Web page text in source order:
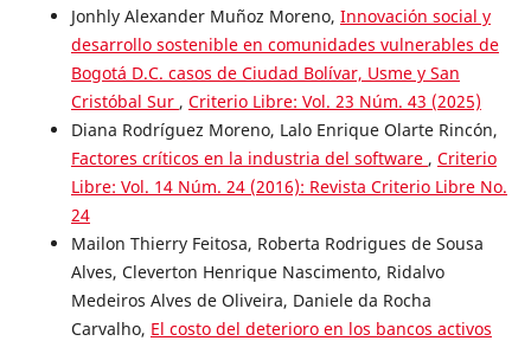
Jonhly Alexander Muñoz Moreno, Innovación social y
desarrollo sostenible en comunidades vulnerables de
Bogotá D.C. casos de Ciudad Bolívar, Usme y San
Cristóbal Sur , Criterio Libre: Vol. 23 Núm. 43 (2025)
Diana Rodríguez Moreno, Lalo Enrique Olarte Rincón,
Factores críticos en la industria del software , Criterio
Libre: Vol. 14 Núm. 24 (2016): Revista Criterio Libre No.
24
Mailon Thierry Feitosa, Roberta Rodrigues de Sousa
Alves, Cleverton Henrique Nascimento, Ridalvo
Medeiros Alves de Oliveira, Daniele da Rocha
Carvalho, El costo del deterioro en los bancos activos